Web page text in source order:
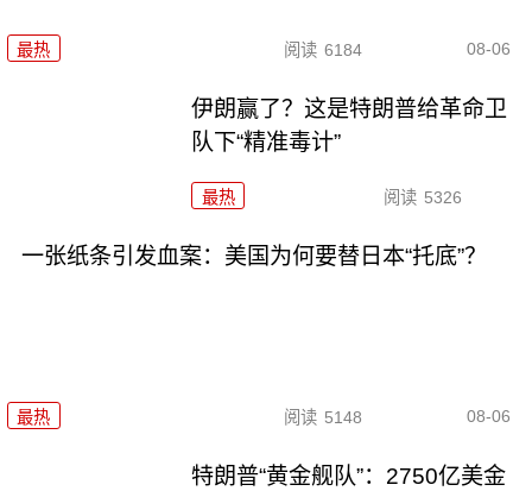
最热 阅读 6184 08-06
伊朗赢了？这是特朗普给革命卫
队下“精准毒计”
最热 阅读 5326
一张纸条引发血案：美国为何要替日本“托底”？
最热 阅读 5148 08-06
特朗普“黄金舰队”：2750亿美金